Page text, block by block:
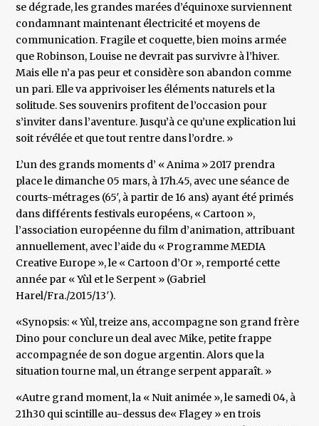
se dégrade, les grandes marées d’équinoxe surviennent
condamnant maintenant électricité et moyens de
communication. Fragile et coquette, bien moins armée
que Robinson, Louise ne devrait pas survivre à l’hiver.
Mais elle n’a pas peur et considère son abandon comme
un pari. Elle va apprivoiser les éléments naturels et la
solitude. Ses souvenirs profitent de l’occasion pour
s’inviter dans l’aventure. Jusqu’à ce qu’une explication lui
soit révélée et que tout rentre dans l’ordre. »
L’un des grands moments d’ « Anima » 2017 prendra
place le dimanche 05 mars, à 17h.45, avec une séance de
courts-métrages (65′, à partir de 16 ans) ayant été primés
dans différents festivals européens, « Cartoon »,
l’association européenne du film d’animation, attribuant
annuellement, avec l’aide du « Programme MEDIA
Creative Europe », le « Cartoon d’Or », remporté cette
année par « Yùl et le Serpent » (Gabriel
Harel/Fra./2015/13′).
«Synopsis: « Yùl, treize ans, accompagne son grand frère
Dino pour conclure un deal avec Mike, petite frappe
accompagnée de son dogue argentin. Alors que la
situation tourne mal, un étrange serpent apparaît. »
«Autre grand moment, la « Nuit animée », le samedi 04, à
21h30 qui scintille au-dessus de« Flagey » en trois